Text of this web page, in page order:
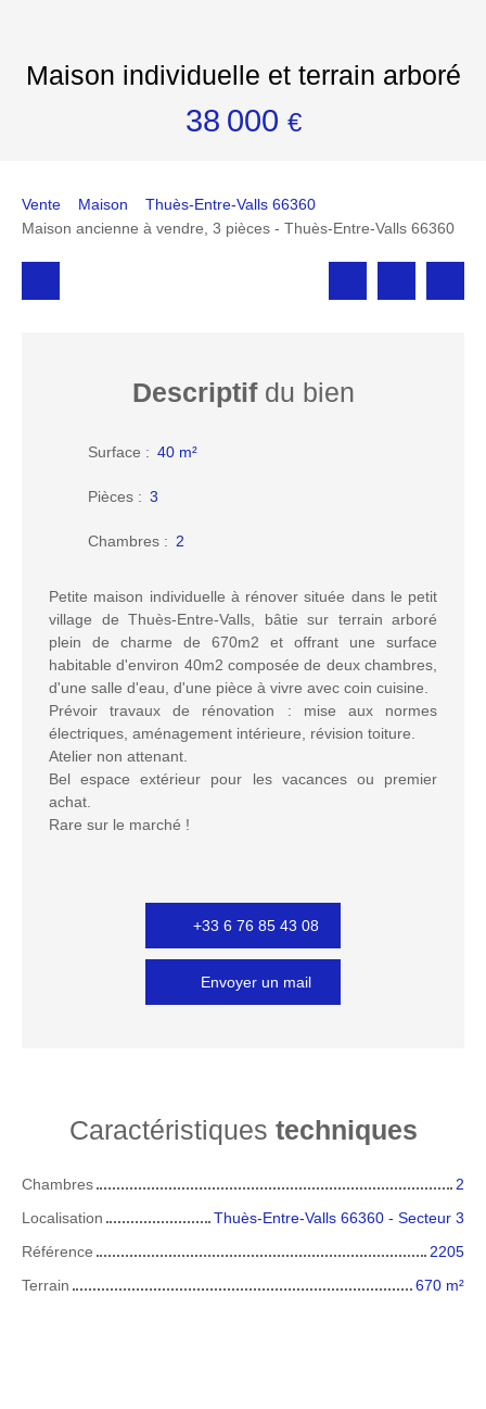
Maison individuelle et terrain arboré
38 000 €
Vente Maison
Thuès-Entre-Valls 66360
Maison ancienne à vendre, 3 pièces - Thuès-Entre-Valls 66360
Descriptifdu bien
Surface : 40 m²
Pièces : 3
Chambres : 2
Petite maison individuelle à rénover située dans le petit
village de Thuès-Entre-Valls, bâtie sur terrain arboré
plein de charme de 670m2 et offrant une surface
habitable d'environ 40m2 composée de deux chambres,
d'une salle d'eau, d'une pièce à vivre avec coin cuisine.
Prévoir travaux de rénovation : mise aux normes
électriques, aménagement intérieure, révision toiture.
Atelier non attenant.
Bel espace extérieur pour les vacances ou premier
achat.
Rare sur le marché !
+33 6 76 85 43 08
Envoyer un mail
Caractéristiques techniques
Chambres
2
Localisation
Thuès-Entre-Valls 66360 - Secteur 3
Référence
2205
Terrain
670 m²